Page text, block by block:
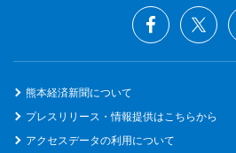
熊本経済新聞について
プレスリリース・情報提供はこちらから
アクセスデータの利用について